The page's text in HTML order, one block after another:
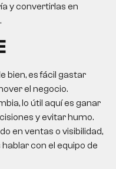
y convertirlas en
bien, es fácil gastar
el negocio.
lo útil aquí es ganar
y evitar humo.
en ventas o visibilidad,
con el equipo de